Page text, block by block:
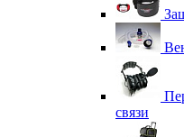
связи